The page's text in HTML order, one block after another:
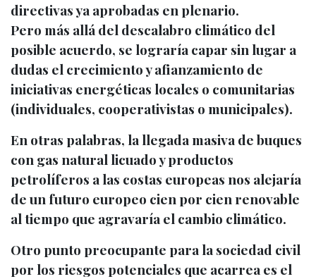
directivas ya aprobadas en plenario.
Pero más allá del descalabro climático del
posible acuerdo, se lograría capar sin lugar a
dudas el crecimiento y afianzamiento de
iniciativas energéticas locales o comunitarias
(individuales, cooperativistas o municipales).
En otras palabras, la llegada masiva de buques
con gas natural licuado y productos
petrolíferos a las costas europeas nos alejaría
de un futuro europeo cien por cien renovable
al tiempo que agravaría el cambio climático.
Otro punto preocupante para la sociedad civil
por los riesgos potenciales que acarrea es el